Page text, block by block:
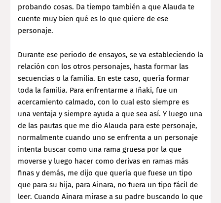
probando cosas. Da tiempo también a que Alauda te
cuente muy bien qué es lo que quiere de ese
personaje.
Durante ese periodo de ensayos, se va estableciendo la
relación con los otros personajes, hasta formar las
secuencias o la familia. En este caso, quería formar
toda la familia. Para enfrentarme a Iñaki, fue un
acercamiento calmado, con lo cual esto siempre es
una ventaja y siempre ayuda a que sea así. Y luego una
de las pautas que me dio Alauda para este personaje,
normalmente cuando uno se enfrenta a un personaje
intenta buscar como una rama gruesa por la que
moverse y luego hacer como derivas en ramas más
finas y demás, me dijo que quería que fuese un tipo
que para su hija, para Ainara, no fuera un tipo fácil de
leer. Cuando Ainara mirase a su padre buscando lo que